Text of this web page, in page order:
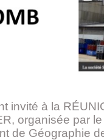
invité à la
organisée par
de Géographie